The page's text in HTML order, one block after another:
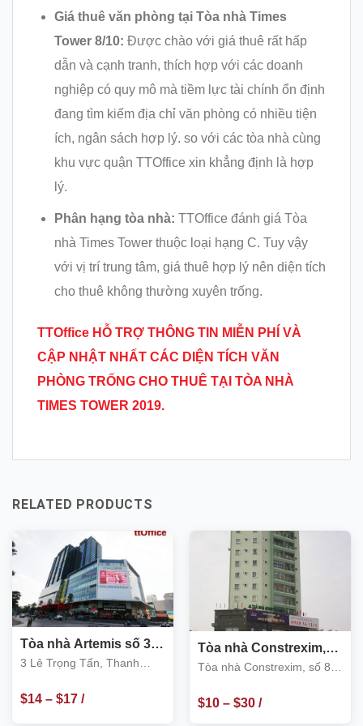
Giá thuê văn phòng tại Tòa nhà Times
Tower 8/10: Được chào với giá thuê rất hấp
dẫn và cạnh tranh, thích hợp với các doanh
nghiệp có quy mô mà tiềm lực tài chính ổn định
đang tìm kiếm địa chỉ văn phòng có nhiều tiện
ích, ngân sách hợp lý. so với các tòa nhà cùng
khu vực quận TTOffice xin khẳng định là hợp
lý.
Phân hạng tòa nhà: TTOffice đánh giá Tòa
nhà Times Tower thuộc loại hạng C. Tuy vậy
với vị trí trung tâm, giá thuê hợp lý nên diện tích
cho thuê không thường xuyên trống.
TTOffice HỖ TRỢ THÔNG TIN MIỄN PHÍ VÀ
CẬP NHẬT NHẤT CÁC DIỆN TÍCH VĂN
PHÒNG TRỐNG CHO THU Ê TẠI TÒA NHÀ
TIMES TOWER 2019.
RELATED PRODUCTS
Tòa nhà Artemis số 3
Lê Trọng Tấn, Thanh
3 Lê Trọng Tấn, Thanh
$14– $17/
Tòa nhà Constrexim,
số 8 Khuất Duy Tiến,
Tòa nhà Constrexim, số 8
Xuân
$10– $30/